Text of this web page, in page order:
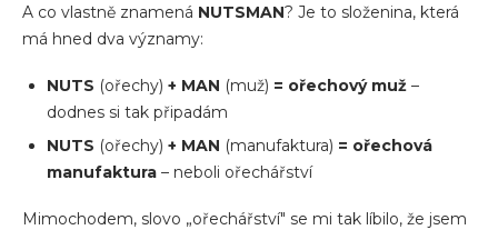
A co vlastně znamená NUTSMAN? Je to složenina, která
má hned dva významy:
NUTS (ořechy) + MAN (muž) = ořechový muž –
dodnes si tak připadám
NUTS (ořechy) + MAN (manufaktura) = ořechová
manufaktura – neboli ořechářství
Mimochodem, slovo „ořechářství" se mi tak líbilo, že jsem